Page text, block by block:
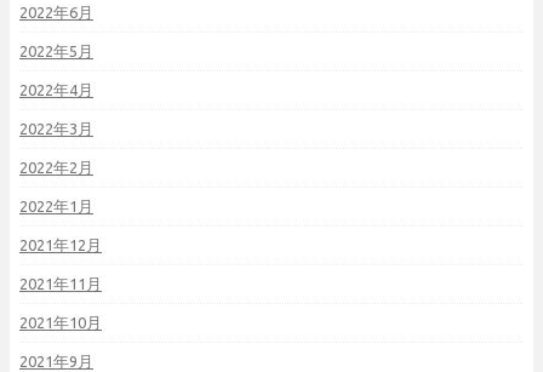
2022年6月
2022年5月
2022年4月
2022年3月
2022年2月
2022年1月
2021年12月
2021年11月
2021年10月
2021年9月